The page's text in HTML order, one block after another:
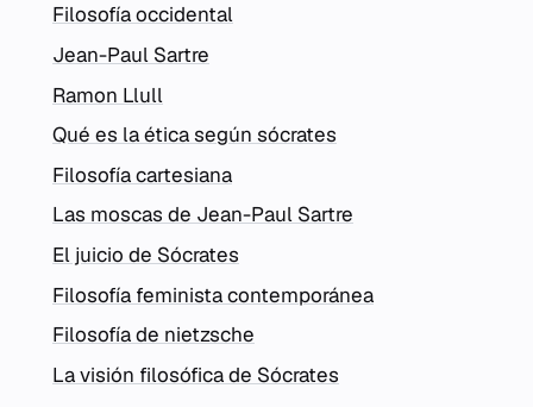
Filosofía occidental
Jean-Paul Sartre
Ramon Llull
Qué es la ética según sócrates
Filosofía cartesiana
Las moscas de Jean-Paul Sartre
El juicio de Sócrates
Filosofía feminista contemporánea
Filosofía de nietzsche
La visión filosófica de Sócrates